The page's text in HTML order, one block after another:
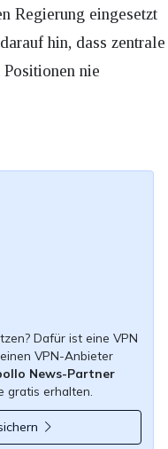
Regierung eingesetzt
hin, dass zentrale
nie
Dafür ist eine VPN
VPN-Anbieter
News-Partner
gratis erhalten.